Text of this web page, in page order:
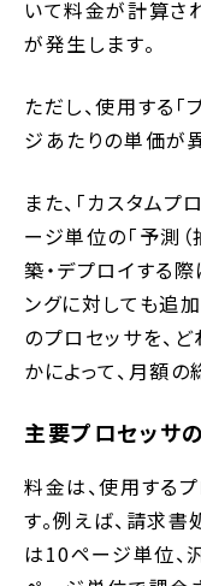
いて料金が計算さ
が発生します。
ただし、使用する「
ジあたりの単価が
また、「カスタム
ージ単位の「予測
築・デプロイする
ングに対しても追
のプロセッサを、
かによって、月額
主要プロセッサ
料金は、使用する
す。例えば、請求
は10ページ単位、